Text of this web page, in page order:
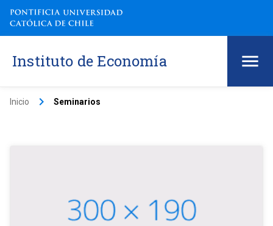
Instituto de Economía
Inicio keyboard_arrow_right Seminarios